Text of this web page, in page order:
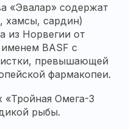
«Эвалар» содержат
хамсы, сардин)
из Норвегии от
BASF с
превышающей
фармакопеи.
«Тройная Омега-3
рыбы.